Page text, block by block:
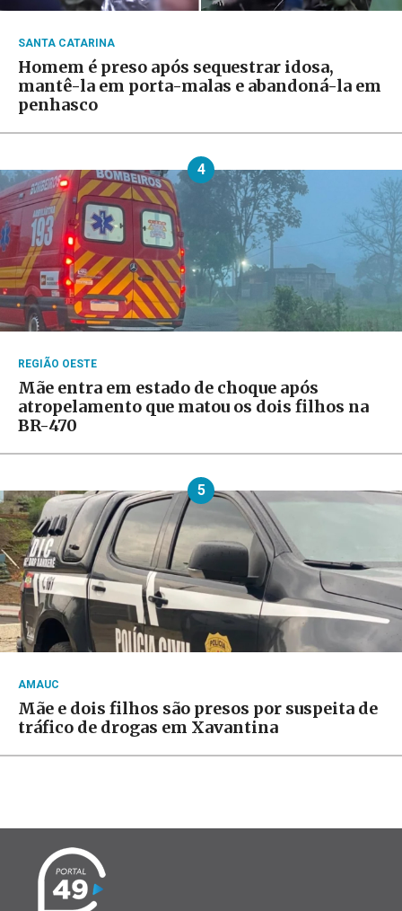
SANTA CATARINA
Homem é preso após sequestrar idosa,
mantê-la em porta-malas e abandoná-la em
penhasco
4
REGIÃO OESTE
Mãe entra em estado de choque após
atropelamento que matou os dois filhos na
BR-470
5
AMAUC
Mãe e dois filhos são presos por suspeita de
tráfico de drogas em Xavantina